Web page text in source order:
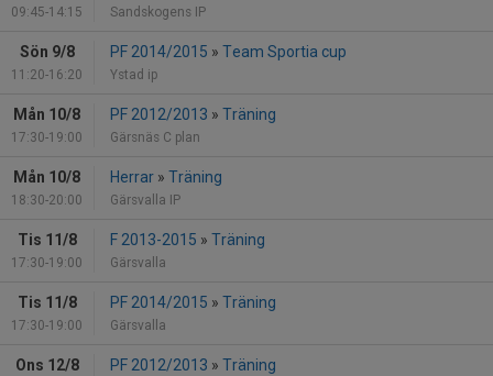
09:45-14:15 Sandskogens IP
Sön 9/8
11:20-16:20
PF 2014/2015 » Team Sportia cup
Ystad ip
Mån 10/8
17:30-19:00
PF 2012/2013 » Träning
Gärsnäs C plan
Mån 10/8
18:30-20:00
Herrar » Träning
Gärsvalla IP
Tis 11/8
17:30-19:00
F 2013-2015 » Träning
Gärsvalla
Tis 11/8
17:30-19:00
PF 2014/2015 » Träning
Gärsvalla
Ons 12/8 PF 2012/2013 » Träning